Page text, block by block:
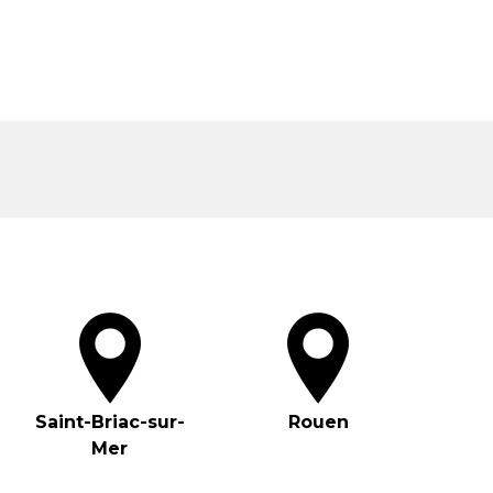
Saint-Briac-sur-
Mer
Rouen